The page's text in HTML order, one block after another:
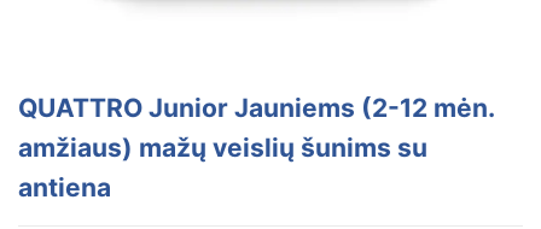
QUATTRO Junior Jauniems (2-12 mėn.
amžiaus) mažų veislių šunims su
antiena